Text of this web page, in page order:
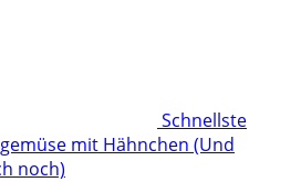
Schnellste
mit Hähnchen (Und
noch)